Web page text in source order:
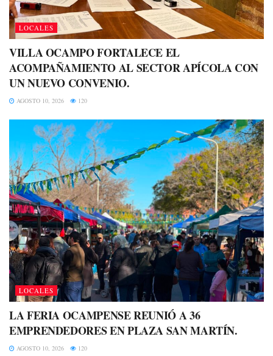
LOCALES
VILLA OCAMPO FORTALECE EL
ACOMPAÑAMIENTO AL SECTOR APÍCOLA CON
UN NUEVO CONVENIO.
AGOSTO 10, 2026 120
LOCALES
LA FERIA OCAMPENSE REUNIÓ A 36
EMPRENDEDORES EN PLAZA SAN MARTÍN.
AGOSTO 10, 2026 120